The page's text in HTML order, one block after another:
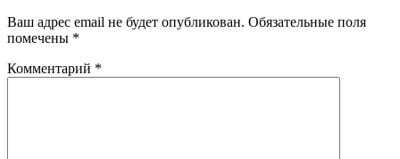
Ваш адрес email не будет опубликован. Обязательные поля
помечены *
Комментарий *